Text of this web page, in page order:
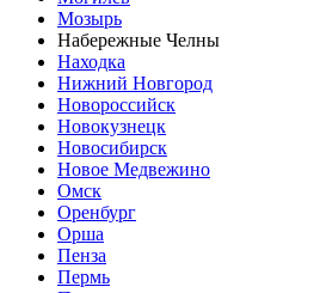
Мозырь
Набережные Челны
Находка
Нижний Новгород
Новороссийск
Новокузнецк
Новосибирск
Новое Медвежино
Омск
Оренбург
Орша
Пенза
Пермь